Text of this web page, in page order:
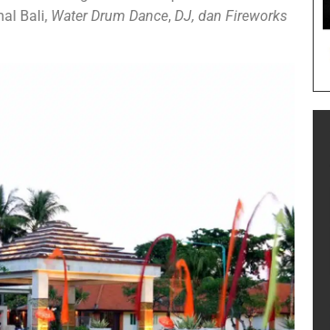
Bali, Water Drum Dance, DJ, dan Fireworks